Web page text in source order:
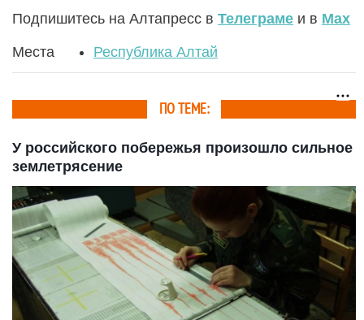
Подпишитесь на Алтапресс в Телеграме и в Max
Места Республика Алтай
ПО ТЕМЕ:
У российского побережья произошло сильное
землетрясение